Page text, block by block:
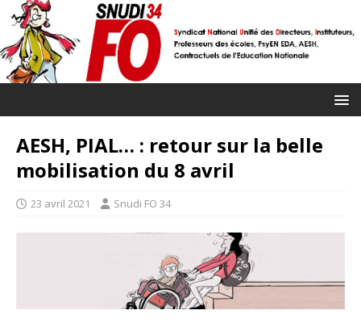
AESH, PIAL… : retour sur la belle
mobilisation du 8 avril
23 avril 2021 Snudi FO 34